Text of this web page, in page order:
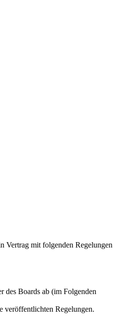
Vertrag mit folgenden Regelungen
des Boards ab (im Folgenden
veröffentlichten Regelungen.